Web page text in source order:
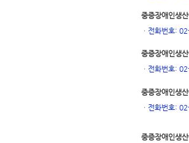
중증장애인생
ㆍ 전화번호:
중증장애인생
ㆍ 전화번호:
중증장애인생
ㆍ 전화번호:
중증장애인생